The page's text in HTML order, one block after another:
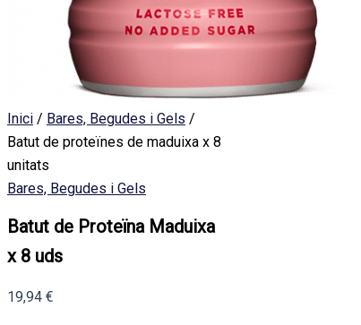
Inici / Bares, Begudes i Gels /
Batut de proteïnes de maduixa x 8
unitats
Bares, Begudes i Gels
Batut de Proteïna Maduixa
x 8 uds
19,94 €